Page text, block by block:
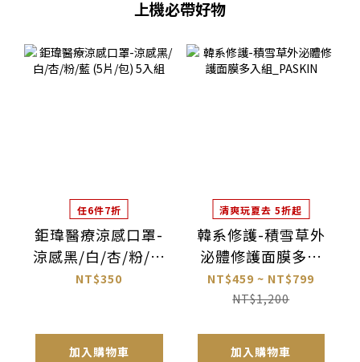
上機必帶好物
任6件7折
鉅瑋醫療涼感口罩-
涼感黑/白/杏/粉/藍
(5片/包) 5入組
NT$350
加入購物車
清爽玩夏去 5折起
韓系修護-積雪草外
泌體修護面膜多入
組_PASKIN
NT$459 ~ NT$799
NT$1,200
加入購物車